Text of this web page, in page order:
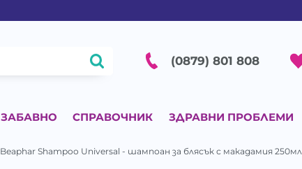
(0879) 801 808
ЗАБАВНО СПРАВОЧНИК ЗДРАВНИ ПРОБЛЕМИ
Beaphar Shampoo Universal - шампоан за блясък с макадамия 250мл